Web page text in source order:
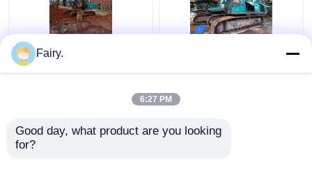
Sunward SWDM220
Kelly Bar ile Kullanılmış
QSM11-335
Fairy.
6:27 PM
Good day, what product are you looking
for?